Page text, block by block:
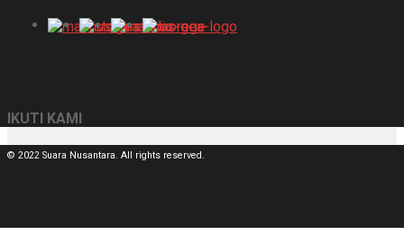
IKUTI KAMI
© 2022 Suara Nusantara. All rights reserved.